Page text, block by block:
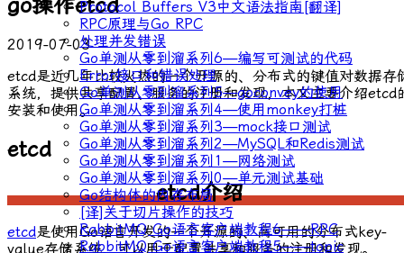
Protocol Buffers V3中文语法指南[翻译]
RPC原理与Go RPC
处理并发错误
Go单测从零到溜系列6—编写可测试的代码
Error接口和错误处理
Go单测从零到溜系列5—goconvey的使用
Go单测从零到溜系列4—使用monkey打桩
Go单测从零到溜系列3—mock接口测试
Go单测从零到溜系列2—MySQL和Redis测试
Go单测从零到溜系列1—网络测试
Go单测从零到溜系列0—单元测试基础
Go结构体的内存布局
[译]关于切片操作的技巧
RabbitMQ Go语言客户端教程6——RPC
RabbitMQ Go语言客户端教程5——topic
go操作etcd
2019-07-03
etcd是近几年比较火热的一个开源的、分布式的键值对数据存
系统，提供共享配置、服务的注册和发现，本文主要介绍etcd
安装和使用。
etcd
etcd介绍
etcd是使用Go语言开发的一个开源的、高可用的分布式key-
value存储系统，可以用于配置共享和服务的注册和发现。